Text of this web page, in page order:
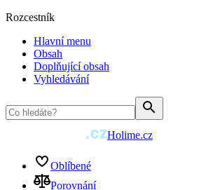
Rozcestník
Hlavní menu
Obsah
Doplňující obsah
Vyhledávání
Holime.cz
Oblíbené
Porovnání